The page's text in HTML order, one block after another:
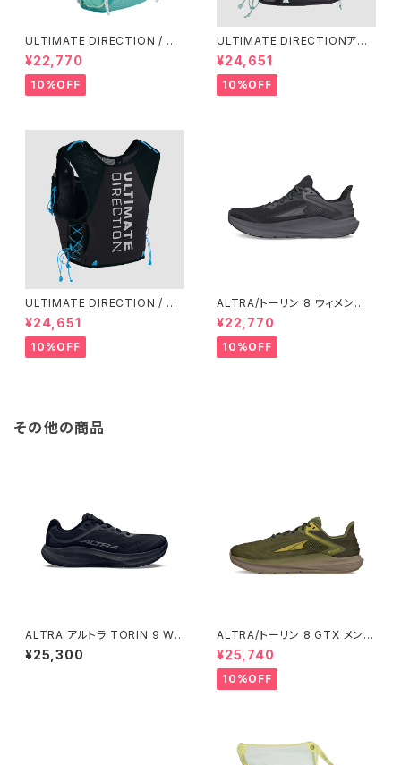
ULTIMATE DIRECTION / ア
ルティメット ディレクション Fas
tpackher 20 Women'S / Em
erald 2.0
¥22,770
10%OFF
ULTIMATE DIRECTIONアル
ディメット ディレクション/ XOD
US VESTA（エクソドス ベスタ）
ウィメンズ / ONYX
¥24,651
10%OFF
ULTIMATE DIRECTION / ア
ルティメット ディレクション XO
DUS VEST（エクソドス ベスト）
メンズ / ONYX
¥24,651
10%OFF
ALTRA/トーリン 8 ウィメン
ズ Black/Black
¥22,770
10%OFF
その他の商品
ALTRA アルトラ TORIN 9 Wo
men's Black/Black/Castler
ock
¥25,300
ALTRA/トーリン 8 GTX メンズ
Dusty Olive
¥25,740
10%OFF